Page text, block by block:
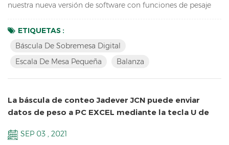
nuestra nueva versión de software con funciones de pesaje
guardar datos de peso e información de códigos de barras en
U-disk con escáner. Características: Recuento de muestras
visualización de acumulación y borrado de acumulación ...
ETIQUETAS :
Báscula De Sobremesa Digital
Escala De Mesa Pequeña
Balanza
La báscula de conteo Jadever JCN puede enviar
datos de peso a PC EXCEL mediante la tecla U de
SEP 03 , 2021